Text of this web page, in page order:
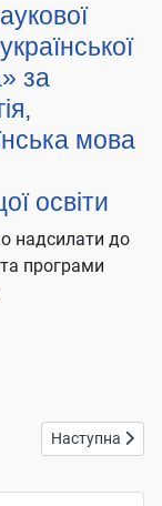
за
мова
освіти
надсилати до
програми
ім. В. Моренця
Наступна
Наступна